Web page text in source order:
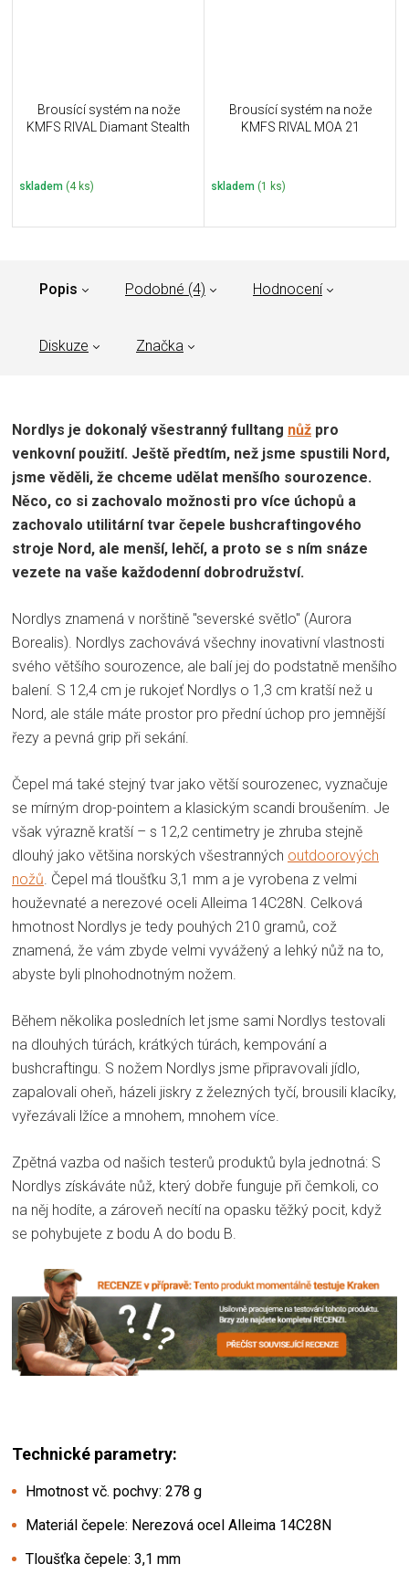
Brousící systém na nože
KMFS RIVAL Diamant Stealth
skladem (4 ks)
Brousící systém na nože
KMFS RIVAL MOA 21
skladem (1 ks)
Popis Podobné (4) Hodnocení
Diskuze Značka
Nordlys je dokonalý všestranný fulltang nůž pro
venkovní použití. Ještě předtím, než jsme spustili Nord,
jsme věděli, že chceme udělat menšího sourozence.
Něco, co si zachovalo možnosti pro více úchopů a
zachovalo utilitární tvar čepele bushcraftingového
stroje Nord, ale menší, lehčí, a proto se s ním snáze
vezete na vaše každodenní dobrodružství.
Nordlys znamená v norštině "severské světlo" (Aurora
Borealis). Nordlys zachovává všechny inovativní vlastnosti
svého většího sourozence, ale balí jej do podstatně menšího
balení. S 12,4 cm je rukojeť Nordlys o 1,3 cm kratší než u
Nord, ale stále máte prostor pro přední úchop pro jemnější
řezy a pevná grip při sekání.
Čepel má také stejný tvar jako větší sourozenec, vyznačuje
se mírným drop-pointem a klasickým scandi broušením. Je
však výrazně kratší – s 12,2 centimetry je zhruba stejně
dlouhý jako většina norských všestranných outdoorových
nožů. Čepel má tloušťku 3,1 mm a je vyrobena z velmi
houževnaté a nerezové oceli Alleima 14C28N. Celková
hmotnost Nordlys je tedy pouhých 210 gramů, což
znamená, že vám zbyde velmi vyvážený a lehký nůž na to,
abyste byli plnohodnotným nožem.
Během několika posledních let jsme sami Nordlys testovali
na dlouhých túrách, krátkých túrách, kempování a
bushcraftingu. S nožem Nordlys jsme připravovali jídlo,
zapalovali oheň, házeli jiskry z železných tyčí, brousili klacíky,
vyřezávali lžíce a mnohem, mnohem více.
Zpětná vazba od našich testerů produktů byla jednotná: S
Nordlys získáváte nůž, který dobře funguje při čemkoli, co
na něj hodíte, a zároveň necítí na opasku těžký pocit, když
se pohybujete z bodu A do bodu B.
Technické parametry:
Hmotnost vč. pochvy: 278 g
Materiál čepele: Nerezová ocel Alleima 14C28N
Tloušťka čepele: 3,1 mm